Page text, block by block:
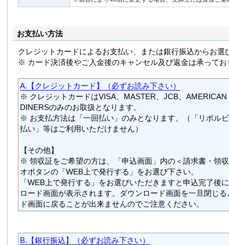
お支払い方法
クレジットカードによるお支払い、または銀行振込からお選
※ カード決済後やご入金後のキャンセル及び返金は承ってお
A.【クレジットカード】（必ずお読み下さい）
※ クレジットカードはVISA、MASTER、JCB、AMERICAN
DINERSのみのお取扱となります。
※ お支払方法は「一回払い」のみとなります。（「リボル
払い」等はご利用いただけません）
【その他】
※ 領収証をご希望の方は、「申込画面」内の＜請求書・領
オボタンの「WEB上で発行する」をお選び下さい。
「WEB上で発行する」をお選びいただきますと申込完了後
ロード画面が表示されます。ダウンロード画面を一旦閉じ
ド画面に戻ることが出来ませんのでご注意ください。
B.【銀行振込】（必ずお読み下さい）